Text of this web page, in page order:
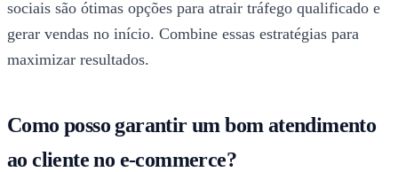
sociais são ótimas opções para atrair tráfego qualificado e
gerar vendas no início. Combine essas estratégias para
maximizar resultados.
Como posso garantir um bom atendimento
ao cliente no e-commerce?